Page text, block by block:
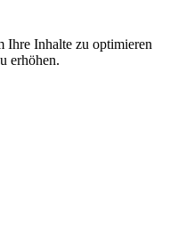
Ihre Inhalte zu optimieren
erhöhen.